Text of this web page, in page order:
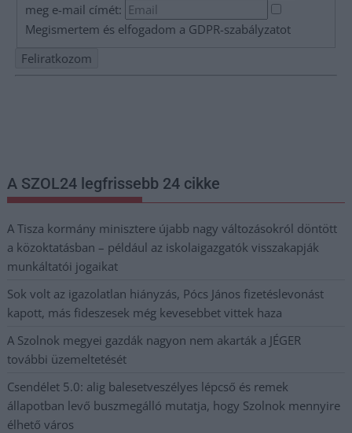
meg e-mail címét:
Megismertem és elfogadom a GDPR-szabályzatot
A SZOL24 legfrissebb 24 cikke
A Tisza kormány minisztere újabb nagy változásokról döntött
a közoktatásban – például az iskolaigazgatók visszakapják
munkáltatói jogaikat
Sok volt az igazolatlan hiányzás, Pócs János fizetéslevonást
kapott, más fideszesek még kevesebbet vittek haza
A Szolnok megyei gazdák nagyon nem akarták a JÉGER
további üzemeltetését
Csendélet 5.0: alig balesetveszélyes lépcső és remek
állapotban levő buszmegálló mutatja, hogy Szolnok mennyire
élhető város